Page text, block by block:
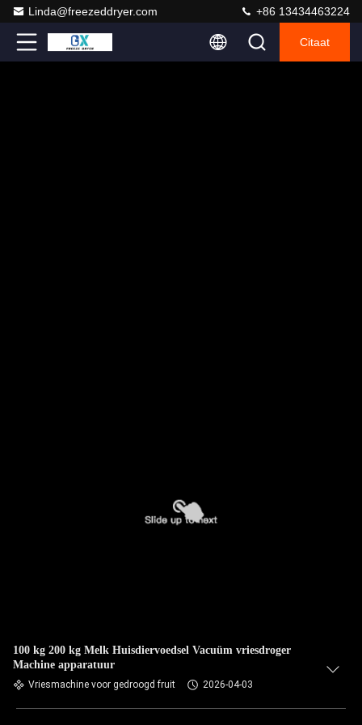
Linda@freezeddryer.com +86 13434463224
Citaat
100 kg 200 kg Melk Huisdiervoedsel Vacuüm vriesdroger
Machine apparatuur
Vriesmachine voor gedroogd fruit 2026-04-03